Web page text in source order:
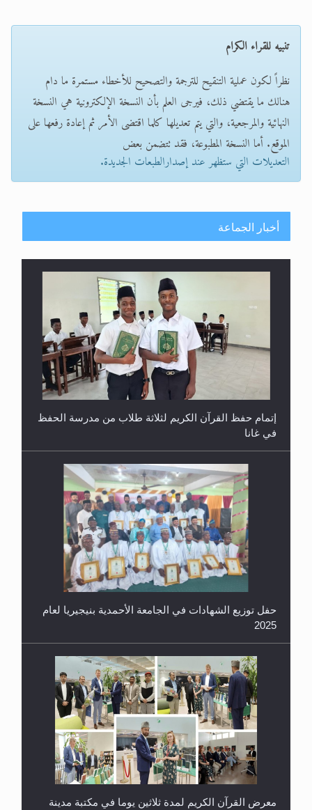
تنبيه للقراء الكرام
نظراً لكون عملية التنقيح للترجمة والتصحيح للأخطاء مستمرة ما دام
هنالك ما يقتضي ذلك، فيرجى العلم بأن النسخة الإلكترونية هي النسخة
النهائية والمرجعية، والتي يتم تعديلها كلما اقتضى الأمر ثم إعادة رفعها على
الموقع. أما النسخة المطبوعة، فقد تتضمن بعض
التعديلات التي ستظهر عند إصدارالطبعات الجديدة.
أخبار الجماعة
إتمام حفظ القرآن الكريم لثلاثة طلاب من مدرسة الحفظ
في غانا
حفل توزيع الشهادات في الجامعة الأحمدية بنيجيريا لعام
2025
معرض القرآن الكريم لمدة ثلاثين يوما في مكتبة مدينة